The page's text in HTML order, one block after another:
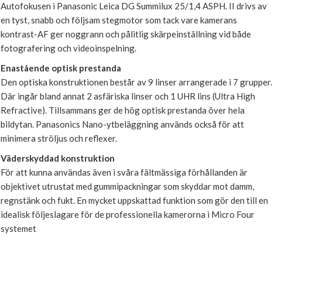
Autofokusen i Panasonic Leica DG Summilux 25/1,4 ASPH. II drivs av
en tyst, snabb och följsam stegmotor som tack vare kamerans
kontrast-AF ger noggrann och pålitlig skärpeinställning vid både
fotografering och videoinspelning.
Enastående optisk prestanda
Den optiska konstruktionen består av 9 linser arrangerade i 7 grupper.
Där ingår bland annat 2 asfäriska linser och 1 UHR lins (Ultra High
Refractive). Tillsammans ger de hög optisk prestanda över hela
bildytan. Panasonics Nano-ytbeläggning används också för att
minimera ströljus och reflexer.
Väderskyddad konstruktion
För att kunna användas även i svåra fältmässiga förhållanden är
objektivet utrustat med gummipackningar som skyddar mot damm,
regnstänk och fukt. En mycket uppskattad funktion som gör den till en
idealisk följeslagare för de professionella kamerorna i Micro Four
systemet